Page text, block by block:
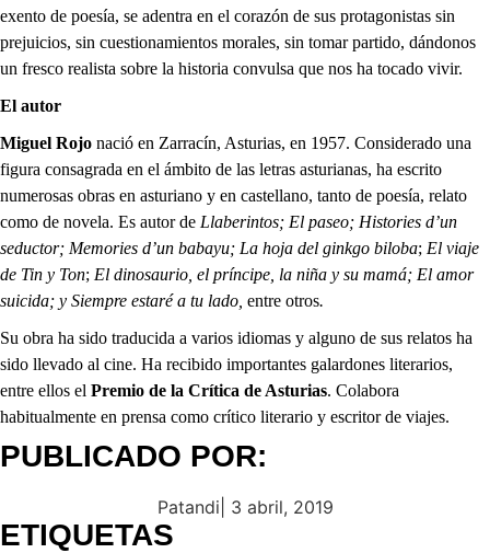
exento de poesía, se adentra en el corazón de sus protagonistas sin
prejuicios, sin cuestionamientos morales, sin tomar partido, dándonos
un fresco realista sobre la historia convulsa que nos ha tocado vivir.
El autor
Miguel Rojo nació en Zarracín, Asturias, en 1957. Considerado una
figura consagrada en el ámbito de las letras asturianas, ha escrito
numerosas obras en asturiano y en castellano, tanto de poesía, relato
como de novela. Es autor de Llaberintos; El paseo; Histories d’un
seductor; Memories d’un babayu; La hoja del ginkgo biloba; El viaje
de Tin y Ton; El dinosaurio, el príncipe, la niña y su mamá; El amor
suicida; y Siempre estaré a tu lado, entre otros.
Su obra ha sido traducida a varios idiomas y alguno de sus relatos ha
sido llevado al cine. Ha recibido importantes galardones literarios,
entre ellos el Premio de la Crítica de Asturias. Colabora
habitualmente en prensa como crítico literario y escritor de viajes.
PUBLICADO POR:
Patandi 3 abril, 2019
ETIQUETAS